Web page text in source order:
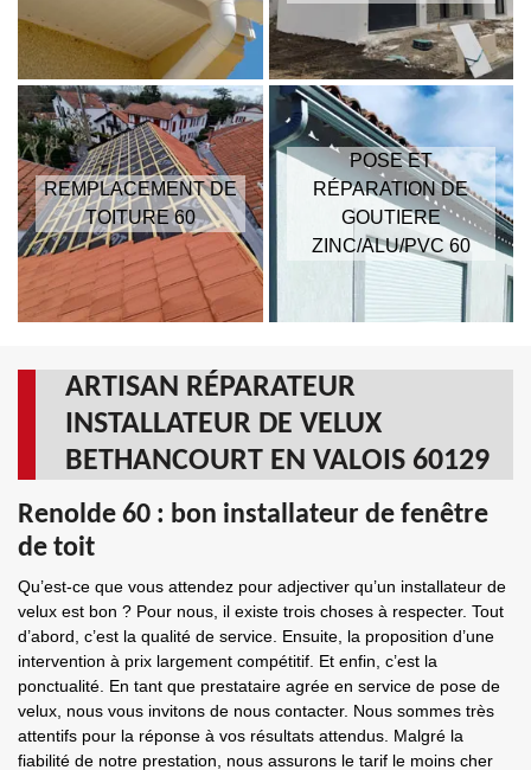
REMPLACEMENT DE
TOITURE 60
POSE ET
RÉPARATION DE
GOUTIERE
ZINC/ALU/PVC 60
ARTISAN RÉPARATEUR
INSTALLATEUR DE VELUX
BETHANCOURT EN VALOIS 60129
Renolde 60 : bon installateur de fenêtre
de toit
Qu’est-ce que vous attendez pour adjectiver qu’un installateur de
velux est bon ? Pour nous, il existe trois choses à respecter. Tout
d’abord, c’est la qualité de service. Ensuite, la proposition d’une
intervention à prix largement compétitif. Et enfin, c’est la
ponctualité. En tant que prestataire agrée en service de pose de
velux, nous vous invitons de nous contacter. Nous sommes très
attentifs pour la réponse à vos résultats attendus. Malgré la
fiabilité de notre prestation, nous assurons le tarif le moins cher